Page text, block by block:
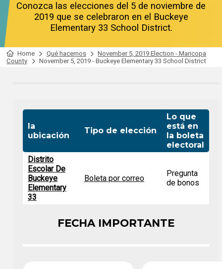
Conozca las elecciones del 5 de noviembre de
2019 que se celebraron en el Buckeye
Elementary 33 School District.
Home Qué hacemos
November 5, 2019 Election - Maricopa
County
November 5, 2019 - Buckeye Elementary 33 School District
la
ubicación
Tipo de elección
Lo que
está en
la boleta
electoral
Distrito
Escolar De
Buckeye
Elementary
33
Boleta por correo
Pregunta
de bonos
FECHA IMPORTANTE